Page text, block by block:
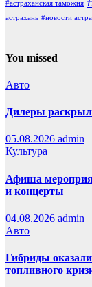
#астраханская таможня
астрахань #новости
You missed
Авто
Дилеры
05.08.2026 admin
Культура
Афиша
и концерты
04.08.2026 admin
Авто
Гибриды
топливного